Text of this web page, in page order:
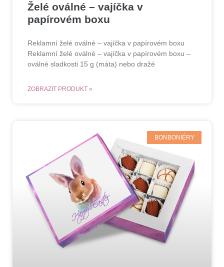
Želé oválné – vajíčka v
papírovém boxu
Reklamní želé oválné – vajíčka v papírovém boxu
Reklamní želé oválné – vajíčka v papírovém boxu –
oválné sladkosti 15 g (máta) nebo dražé
ZOBRAZIT PRODUKT »
BONBONIÉRY